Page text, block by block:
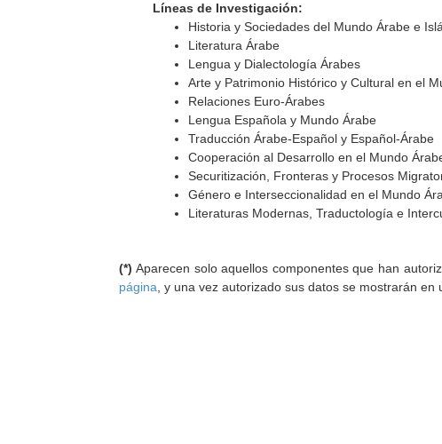
Líneas de Investigación:
Historia y Sociedades del Mundo Árabe e
Literatura Árabe
Lengua y Dialectología Árabes
Arte y Patrimonio Histórico y Cultural en el
Relaciones Euro-Árabes
Lengua Española y Mundo Árabe
Traducción Árabe-Español y Español-Árabe
Cooperación al Desarrollo en el Mundo
Securitización, Fronteras y Procesos
Género e Interseccionalidad en el Mundo
Literaturas Modernas, Traductología e
(*) Aparecen solo aquellos componentes que han
página , y una vez autorizado sus datos se mostrarán en